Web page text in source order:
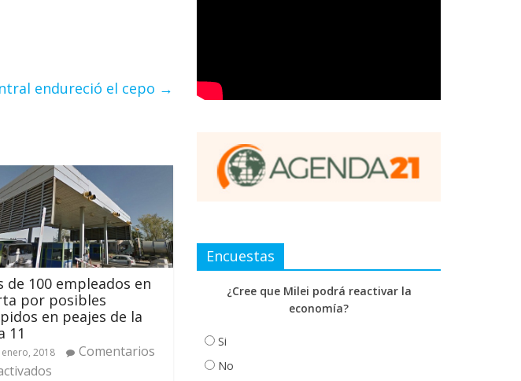
endureció el cepo →
de 100 empleados en
por posibles
en peajes de la
11
2018
Comentarios
Encuestas
¿Cree que Milei podrá reactivar la
economía?
Si
No